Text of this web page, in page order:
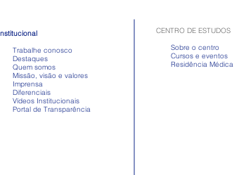
Trabalhe conosco
Destaques
Quem somos
Missão, visão e valores
Imprensa
Diferenciais
Vídeos Institucionais
Portal de Transparência
CENTRO DE ESTUDOS
Sobre o centro
Cursos e eventos
Residência Médica